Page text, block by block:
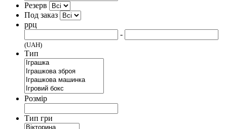
Резерв
Под заказ
ррц
-
(UAH)
Тип
Розмір
Тип гри